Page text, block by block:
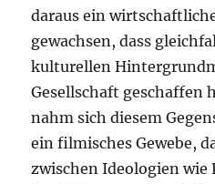
daraus ein
gewachsen, dass
kulturellen
Gesellschaft geschaffen
nahm sich diesem
ein filmisches Gewebe,
zwischen Ideologien wie